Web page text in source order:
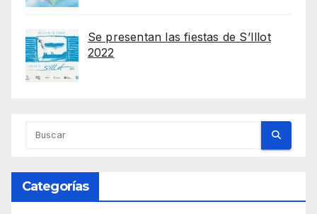
Se presentan las fiestas de S’Illot
2022
Categorías